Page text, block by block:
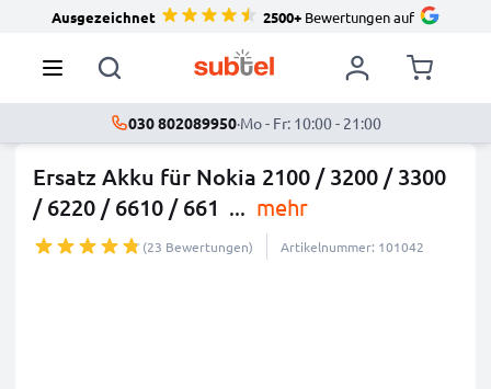
Ausgezeichnet 2500+Bewertungen auf
030 802089950·Mo - Fr: 10:00 - 21:00
Ersatz Akku für Nokia 2100 / 3200 / 3300
/ 6220 / 6610 / 661 ... mehr
(23 Bewertungen) Artikelnummer: 101042